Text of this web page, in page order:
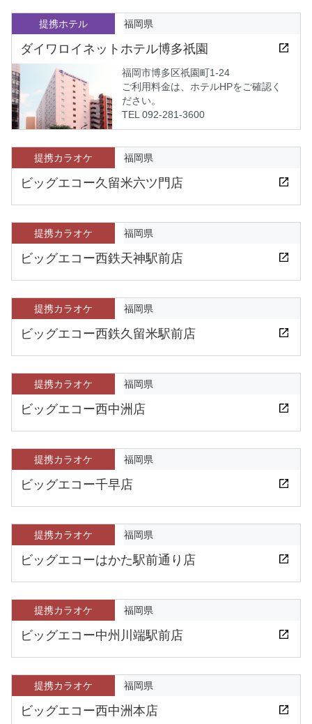
提携ホテル 福岡県
ダイワロイネットホテル博多祇園
福岡市博多区祇園町1-24
ご利用料金は、ホテルHPをご確認く
ださい。
TEL 092-281-3600
提携カラオケ 福岡県
ビッグエコー久留米六ツ門店
提携カラオケ 福岡県
ビッグエコー西鉄天神駅前店
提携カラオケ 福岡県
ビッグエコー西鉄久留米駅前店
提携カラオケ 福岡県
ビッグエコー西中洲店
提携カラオケ 福岡県
ビッグエコー千早店
提携カラオケ 福岡県
ビッグエコーはかた駅前通り店
提携カラオケ 福岡県
ビッグエコー中州川端駅前店
提携カラオケ 福岡県
ビッグエコー西中洲本店